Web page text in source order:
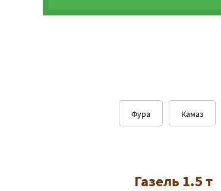
Камаз
Фура
Газель 1.5 т